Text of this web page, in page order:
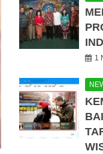
1